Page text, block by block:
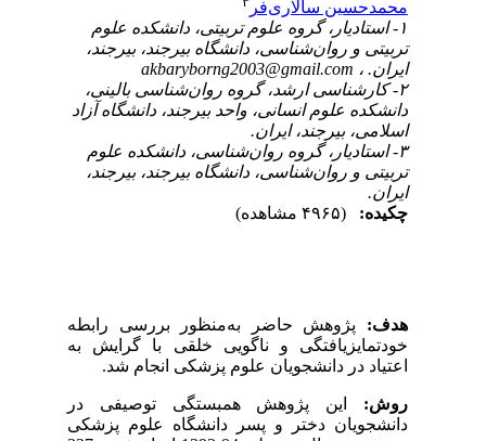
محمدحسین سالاری‌فر
۱- استادیار، گروه علوم تربیتی، دانشکده علوم
تربیتی و روان‌شناسی، دانشگاه بیرجند، بیرجند،
ایران. ، akbaryborng2003@gmail.com
۲- کارشناسی ارشد، گروه روان‌شناسی بالینی،
دانشکده علوم انسانی، واحد بیرجند، دانشگاه آزاد
اسلامی، بیرجند، ایران.
۳- استادیار، گروه روان‌شناسی، دانشکده علوم
تربیتی و روان‌شناسی، دانشگاه بیرجند، بیرجند،
ایران.
چکیده:
هدف:پژوهش حاضر به‌منظور بررسی رابطه
خودتمایزیافتگی و ناگویی خلقی با گرایش به
اعتیاد در دانشجویان علوم پزشکی انجام شد.
روش: این پژوهش همبستگی توصیفی در
دانشجویان دختر و پسر دانشگاه علوم پزشکی